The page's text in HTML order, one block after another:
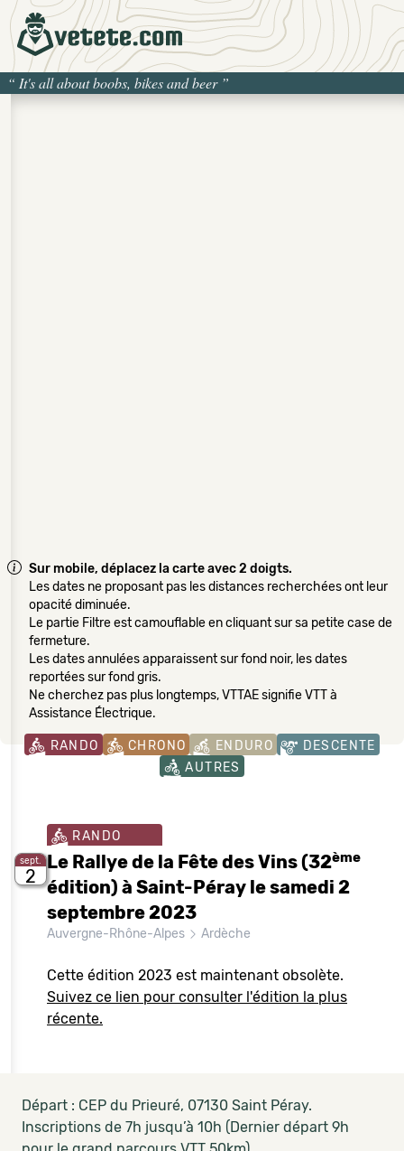
“ It's all about boobs, bikes and beer”
Sur mobile, déplacez la carte avec 2 doigts.
Les dates ne proposant pas les distances recherchées ont leur
opacité diminuée.
Le partie Filtre est camouflable en cliquant sur sa petite case de
fermeture.
Les dates annulées apparaissent sur fond noir, les dates
reportées sur fond gris.
Ne cherchez pas plus longtemps, VTTAE signifie VTT à
Assistance Électrique.
RANDO CHRONO ENDURO
DESCENTE
AUTRES
sept.
2
RANDO
Le Rallye de la Fête des Vins (32ème
édition) à Saint-Péray le samedi 2
septembre 2023
Auvergne-Rhône-Alpes Ardèche
Cette édition 2023 est maintenant obsolète.
Suivez ce lien pour consulter l'édition la plus
récente.
Départ : CEP du Prieuré, 07130 Saint Péray.
Inscriptions de 7h jusqu’à 10h (Dernier départ 9h